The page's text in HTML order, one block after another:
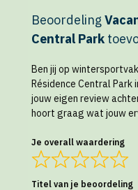
Beoordeling
Central Park
Ben jij op
Résidence Central Park
jouw eigen review
hoort graag wat jouw
Je overall waardering
Titel van je beoordeling